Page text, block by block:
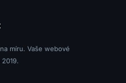
míru. Vaše webové